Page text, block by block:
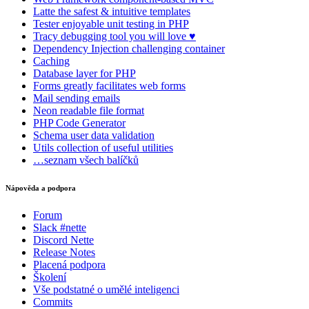
Latte the safest & intuitive templates
Testerenjoyable unit testing in PHP
Tracy debugging tool you will love ♥
Dependency Injection challenging container
Caching
Database layer for PHP
Forms greatly facilitates web forms
Mail sending emails
Neon readable file format
PHP Code Generator
Schema user data validation
Utils collection of useful utilities
…seznam všech balíčků
Nápověda a podpora
Forum
Slack #nette
Discord Nette
Release Notes
Placená podpora
Školení
Vše podstatné o umělé inteligenci
Commits